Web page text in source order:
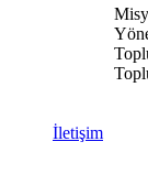
İletişim